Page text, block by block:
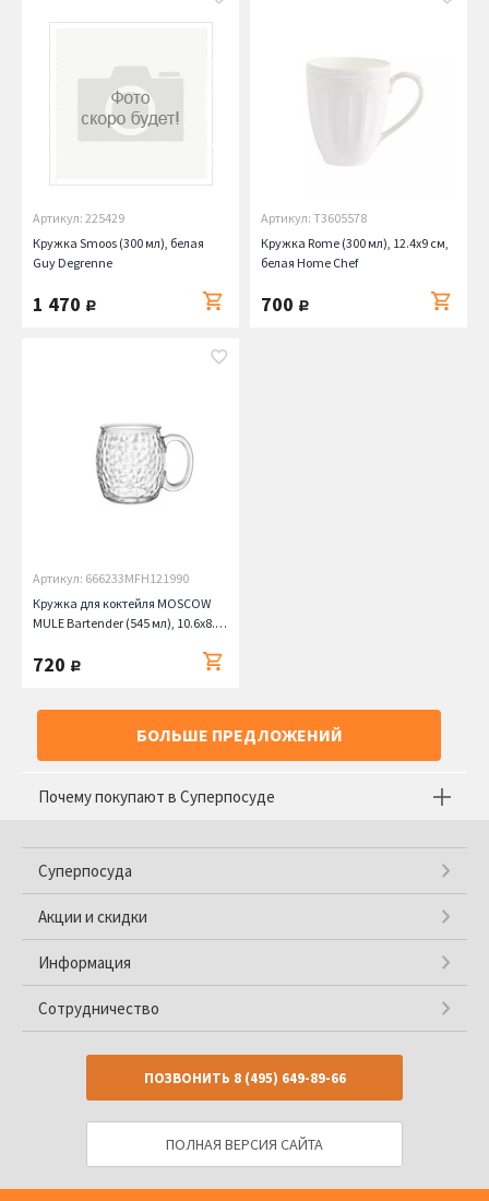
Артикул: 225429
Кружка Smoos (300 мл), белая
Guy Degrenne
1 470 руб.
Артикул: T3605578
Кружка Rome (300 мл), 12.4х9 см,
белая Home Chef
700 руб.
Артикул: 666233MFH121990
Кружка для коктейля MOSCOW
MULE Bartender (545 мл), 10.6х8.7
720 руб.
БОЛЬШЕ ПРЕДЛОЖЕНИЙ
Почему покупают в Суперпосуде
Суперпосуда
Акции и скидки
Информация
Сотрудничество
ПОЗВОНИТЬ 8 (495) 649-89-66
ПОЛНАЯ ВЕРСИЯ САЙТА